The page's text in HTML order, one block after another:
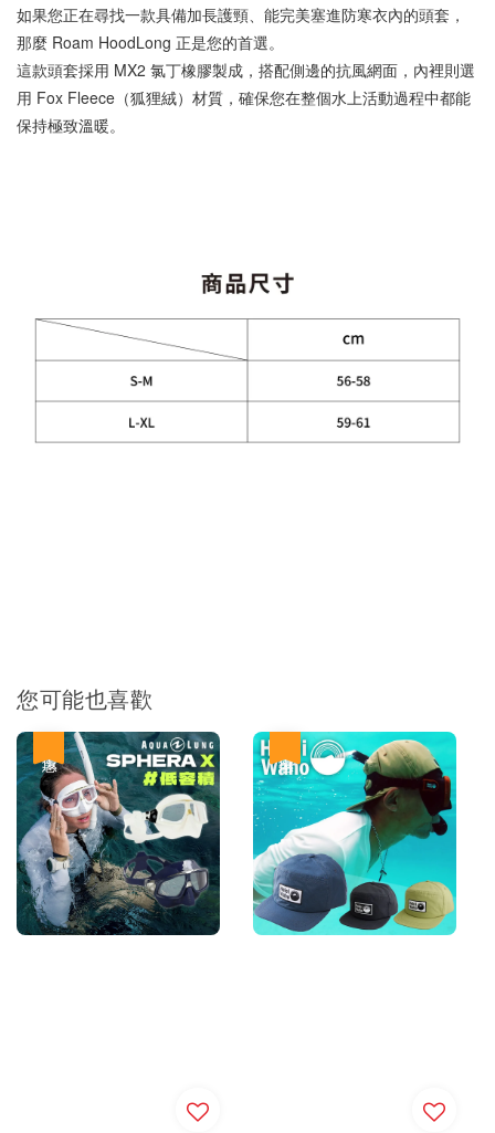
加入購物車
如果您正在尋找一款具備加長護頸、能完美塞進防寒衣內的頭套，
那麼 Roam HoodLong 正是您的首選。
這款頭套採用 MX2 氯丁橡膠製成，搭配側邊的抗風網面，內裡則選
用 Fox Fleece（狐狸絨）材質，確保您在整個水上活動過程中都能
保持極致溫暖。
您可能也喜歡